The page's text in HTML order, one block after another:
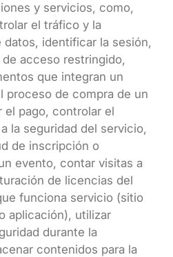
y servicios, como,
el tráfico y la
identificar la sesión,
acceso restringido,
que integran un
proceso de compra de un
el pago, controlar el
la seguridad del servicio,
de inscripción o
evento, contar visitas a
de licencias del
funciona servicio (sitio
aplicación), utilizar
durante la
contenidos para la